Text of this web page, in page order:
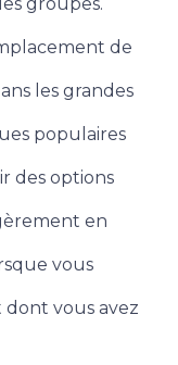
de
les grandes
populaires
des options
en
vous
dont vous avez